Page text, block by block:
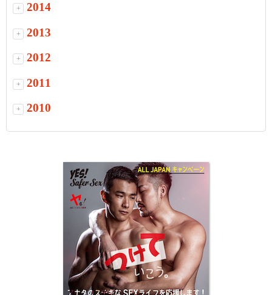
+ 2014
+ 2013
+ 2012
+ 2011
+ 2010